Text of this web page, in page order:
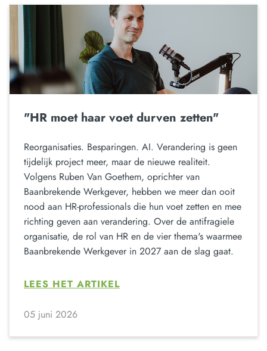
"HR moet haar voet durven zetten"
Reorganisaties. Besparingen. AI. Verandering is geen
tijdelijk project meer, maar de nieuwe realiteit.
Volgens Ruben Van Goethem, oprichter van
Baanbrekende Werkgever, hebben we meer dan ooit
nood aan HR-professionals die hun voet zetten en mee
richting geven aan verandering. Over de antifragiele
organisatie, de rol van HR en de vier thema's waarmee
Baanbrekende Werkgever in 2027 aan de slag gaat.
LEES HET ARTIKEL
05 juni 2026